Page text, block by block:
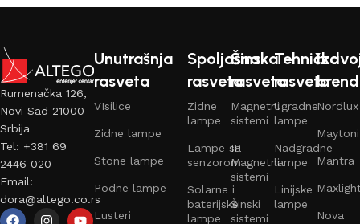
Rumenačka 126,
Novi Sad 21000
Srbija
Tel: +381 69
2446 020
Email:
dora@altego.co.rs
Unutrašnja
rasveta
VIsilice
Zidne lampe
Stone lampe
Podne lampe
Lusteri
Spoljašna
rasveta
Zidne
lampe
Lampe sa
senzorom
Solarne i
baterijske
lampe
Šinska
rasveta
Magnetni
sistemi
IP
Magnetni
sistemi
Šinski
sistemi
Tehnička
rasveta
Ugradne
lampe
Nadgradne
lampe
Linijske
lampe
Nordlux
Maytoni
Mantra
Nova